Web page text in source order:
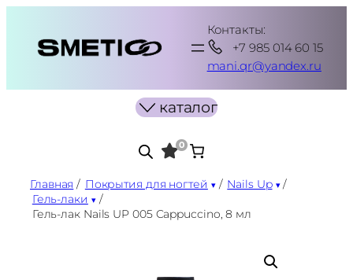
содержимому
Контакты:
+7 985 014 60 15
mani.qr@yandex.ru
каталог
0
Главная / Покрытия для ногтей / Nails Up /
Гель-лаки
/
Гель-лак Nails UP 005 Cappuccino, 8 мл